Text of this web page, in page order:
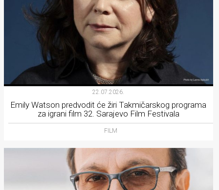
22.07.2026.
Emily Watson predvodit će žiri Takmičarskog programa
za igrani film 32. Sarajevo Film Festivala
FILM